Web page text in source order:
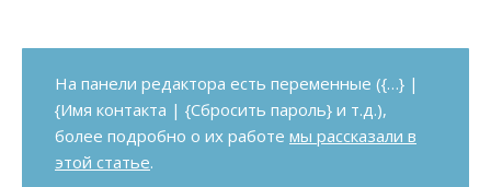
На панели редактора есть переменные ({…} |
{Имя контакта | {Сбросить пароль} и т.д.),
более подробно о их работе мы рассказали в
этой статье.